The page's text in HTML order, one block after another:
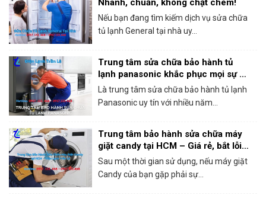
Nhanh, chuẩn, không chặt chém!
Nếu bạn đang tìm kiếm dịch vụ sửa chữa
tủ lạnh General tại nhà uy...
Trung tâm sửa chữa bảo hành tủ
lạnh panasonic khắc phục mọi sự cố
trong 1 lần gọi
Là trung tâm sửa chữa bảo hành tủ lạnh
Panasonic uy tín với nhiều năm...
Trung tâm bảo hành sửa chữa máy
giặt candy tại HCM – Giá rẻ, bắt lỗi
chính xác 100%
Sau một thời gian sử dụng, nếu máy giặt
Candy của bạn gặp phải sự...